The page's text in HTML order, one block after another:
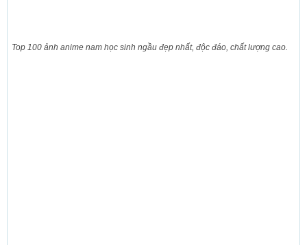
Top 100 ảnh anime nam học sinh ngầu đẹp nhất, độc đáo, chất lượng cao.